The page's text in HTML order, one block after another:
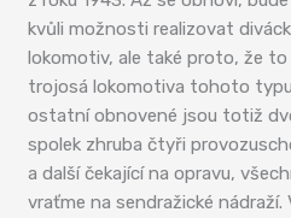
kvůli možnosti realizovat
lokomotiv, ale také proto, že
trojosá lokomotiva tohoto
ostatní obnovené jsou totiž
spolek zhruba čtyři
a další čekající na opravu,
vraťme na sendražické